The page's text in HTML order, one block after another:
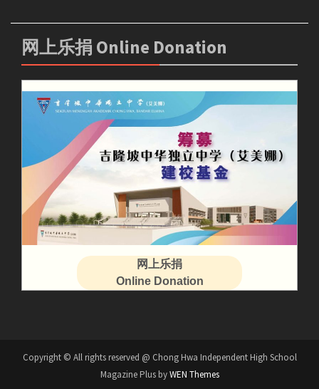
网上乐捐 Online Donation
网上乐捐
Online Donation
Copyright © All rights reserved @ Chong Hwa Independent High School
Magazine Plus byWEN Themes